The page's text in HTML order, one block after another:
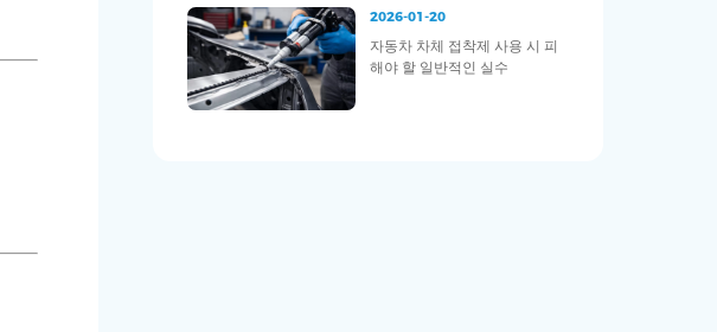
2026-01-20
자동차 차체 접착제 사용 시 피
해야 할 일반적인 실수